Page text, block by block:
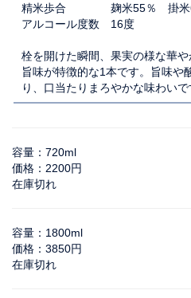
精米歩合 麹米55％ 掛米
アルコール度数 16度
栓を開けた瞬間、果実の様な華
旨味が特徴的な1本です。旨味や
り、口当たりまろやかな味わいで
容量：720ml
価格：2200円
在庫切れ
容量：1800ml
価格：3850円
在庫切れ